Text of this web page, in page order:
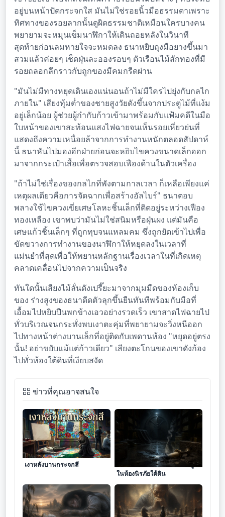
อยู่บนหน้าปัดกระจกใส มันไม่ใช่รอยนิ้วมือธรรมดาเพราะ
ทิศทางของรอยลากนั้นดูผิดธรรมชาติเหมือนใครบางคน
พยายามจะหมุนเข็มนาฬิกาให้เดินถอยหลังในวินาที
สุดท้ายก่อนลมหายใจจะหมดลง ธนาหยิบถุงมือยางขึ้นมา
สวมแล้วค่อยๆ เช็ดฝุ่นละอองรอบๆ ตัวเรือนไม้สักทองที่มี
รอยถลอกลึกราวกับถูกของมีคมกรีดผ่าน
"มันไม่มีทางหยุดเดินเองแน่นอนถ้าไม่มีใครไปยุ่งกับกลไก
ภายใน" เสียงทุ้มต่ำของชายสูงวัยดังขึ้นจากประตูไม้ที่แง้ม
อยู่เล็กน้อย ผู้ช่วยผู้กำกับก้าวเข้ามาพร้อมกับแฟ้มคดีในมือ
ใบหน้าของเขาสะท้อนแสงไฟฉายจนเห็นรอยเหี่ยวย่นที่
แสดงถึงความเหนื่อยล้าจากการทำงานหนักตลอดสัปดาห์
นี้ ธนาหันไปมองอีกฝ่ายก่อนจะหยิบไขควงขนาดเล็กออก
มาจากกระเป๋าเสื้อเพื่อตรวจสอบเฟืองด้านในตัวเครื่อง
"ถ้าไม่ใช่เรื่องของกลไกที่พังตามกาลเวลา ก็เหลือเพียงแค่
เหตุผลเดียวคือการจัดฉากเพื่อสร้างอัลไบร์" ธนาตอบ
พลางใช้ไขควงเขี่ยเศษโลหะชิ้นเล็กที่ติดอยู่ระหว่างเฟือง
ทองเหลือง เขาพบว่ามันไม่ใช่สนิมหรือฝุ่นผง แต่มันคือ
เศษแก้วชิ้นเล็กๆ ที่ถูกทุบจนแหลมคม ซึ่งถูกยัดเข้าไปเพื่อ
ขัดขวางการทำงานของนาฬิกาให้หยุดลงในเวลาที่
แม่นยำที่สุดเพื่อให้พยานหลักฐานเรื่องเวลาในที่เกิดเหตุ
คลาดเคลื่อนไปจากความเป็นจริง
ทันใดนั้นเสียงไม้ลั่นดังเปรี๊ยะมาจากมุมมืดของห้องเก็บ
ของ ร่างสูงของธนาดีดตัวลุกขึ้นยืนทันทีพร้อมกับมือที่
เอื้อมไปหยิบปืนพกข้างเอวอย่างรวดเร็ว เขาสาดไฟฉายไป
ทั่วบริเวณจนกระทั่งพบเงาตะคุ่มที่พยายามจะวิ่งหนีออก
ไปทางหน้าต่างบานเล็กที่อยู่ติดกับเพดานห้อง "หยุดอยู่ตรง
นั้น! อย่าขยับแม้แต่ก้าวเดียว" เสียงตะโกนของเขาดังก้อง
ไปทั่วห้องใต้ดินที่เงียบสงัด
ข่าวที่คุณอาจสนใจ
เงาหลังบานกระจกสี
คราบเขม่าจากเทียนไขที่ดับวูบ
ในห้องนิรภัยใต้ดิน